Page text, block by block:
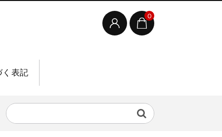
0
く表記